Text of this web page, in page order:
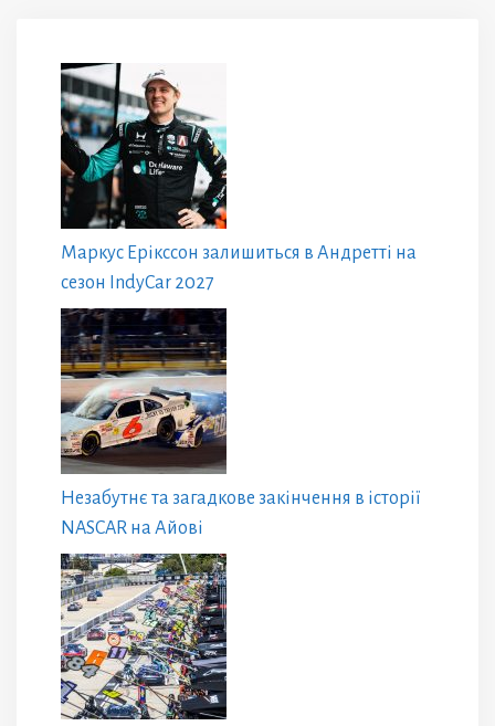
Маркус Ерікссон залишиться в Андретті на
сезон IndyCar 2027
Незабутнє та загадкове закінчення в історії
NASCAR на Айові